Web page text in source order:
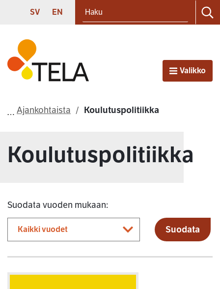
Siirry sisältöön
SVENSKA
SV ENGLISH
EN
Etusivu
AvaaValikko
Ajankohtaista Koulutuspolitiikka
Koulutuspolitiikka
Suodata vuoden mukaan:
Suodata